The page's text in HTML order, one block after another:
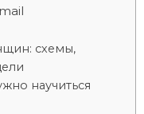
схемы,
научиться